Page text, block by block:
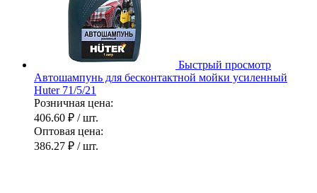
Быстрый просмотр
Автошампунь для бесконтактной мойки усиленный
Huter 71/5/21
Розничная цена:
406.60 ₽ / шт.
Оптовая цена:
386.27 ₽ / шт.